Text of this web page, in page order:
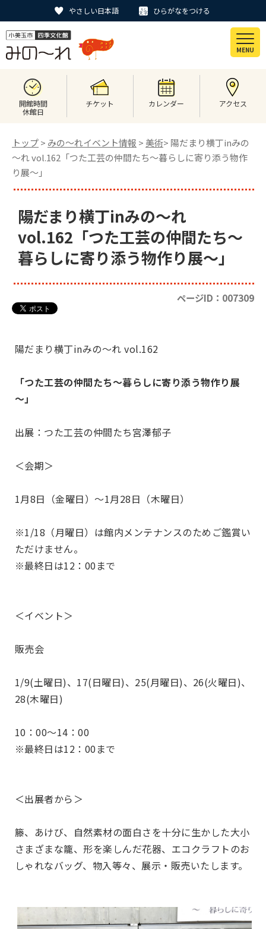
やさしい日本語 ひらがなをつける
MENU
開館時間
休館日
チケット カレンダー アクセス
トップ> みの〜れイベント情報 > 美術> 陽だまり横丁inみの
～れ vol.162「つた工芸の仲間たち～暮らしに寄り添う物作
り展～」
陽だまり横丁inみの～れ
vol.162「つた工芸の仲間たち～
暮らしに寄り添う物作り展～」
ページID：007309
陽だまり横丁inみの～れ vol.162
「つた工芸の仲間たち～暮らしに寄り添う物作り展
～」
出展：つた工芸の仲間たち宮澤郁子
＜会期＞
1月8日（金曜日）～1月28日（木曜日）
※1/18（月曜日）は館内メンテナンスのためご鑑賞い
ただけません。
※最終日は12：00まで
＜イベント＞
販売会
1/9(土曜日)、17(日曜日)、25(月曜日)、26(火曜日)、
28(木曜日)
10：00～14：00
※最終日は12：00まで
＜出展者から＞
籐、あけび、自然素材の面白さを十分に生かした大小
さまざまな籠、形を楽しんだ花器、エコクラフトのお
しゃれなバッグ、物入等々、展示・販売いたします。